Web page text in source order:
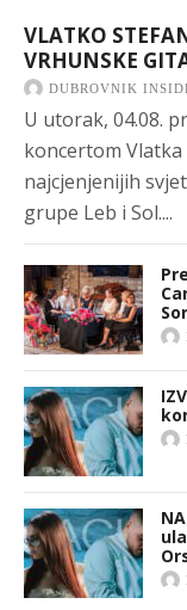
VLATKO
VRHUNSKE
DUBROVNIK
U utorak, 04.08.
koncertom
najcjenjenijih
grupe Leb i Sol....